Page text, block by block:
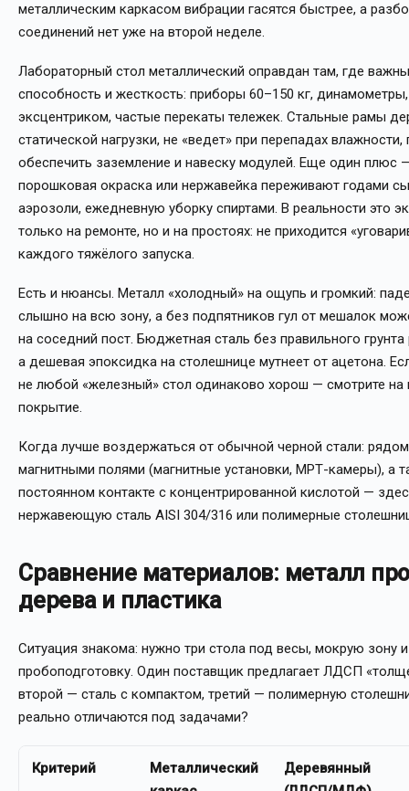
металлическим каркасом вибрации гасятся быстрее, а
соединений нет уже на второй неделе.
Лабораторный стол металлический оправдан там, где
способность и жесткость: приборы 60–150 кг,
эксцентриком, частые перекаты тележек. Стальные рамы
статической нагрузки, не «ведет» при перепадах
обеспечить заземление и навеску модулей. Еще один плюс
порошковая окраска или нержавейка переживают годами
аэрозоли, ежедневную уборку спиртами. В реальности это
только на ремонте, но и на простоях: не приходится
каждого тяжёлого запуска.
Есть и нюансы. Металл «холодный» на ощупь и громкий:
слышно на всю зону, а без подпятников гул от мешалок
на соседний пост. Бюджетная сталь без правильного
а дешевая эпоксидка на столешнице мутнеет от ацетона.
не любой «железный» стол одинаково хорош — смотрите на
покрытие.
Когда лучше воздержаться от обычной черной стали:
магнитными полями (магнитные установки, МРТ-камеры), а
постоянном контакте с концентрированной кислотой —
нержавеющую сталь AISI 304/316 или полимерные
Сравнение материалов: металл
дерева и пластика
Ситуация знакома: нужно три стола под весы, мокрую зону и
пробоподготовку. Один поставщик предлагает ЛДСП
второй — сталь с компактом, третий — полимерную
реально отличаются под задачами?
Критерий
Металлический
Деревянный